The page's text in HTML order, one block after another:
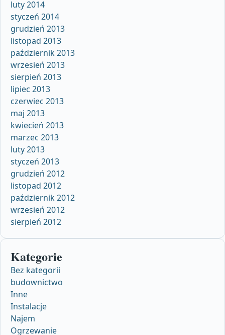
luty 2014
styczeń 2014
grudzień 2013
listopad 2013
październik 2013
wrzesień 2013
sierpień 2013
lipiec 2013
czerwiec 2013
maj 2013
kwiecień 2013
marzec 2013
luty 2013
styczeń 2013
grudzień 2012
listopad 2012
październik 2012
wrzesień 2012
sierpień 2012
Kategorie
Bez kategorii
budownictwo
Inne
Instalacje
Najem
Ogrzewanie